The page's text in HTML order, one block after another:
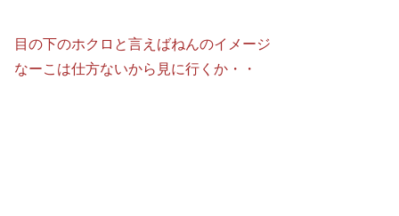
目の下のホクロと言えばねんのイメージ
なーこは仕方ないから見に行くか・・